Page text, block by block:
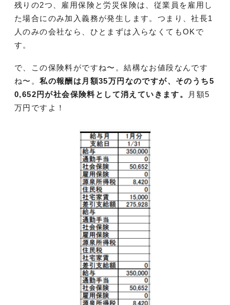
残りの2つ、雇用保険と労災保険は、従業員を雇用し
た場合にのみ加入義務が発生します。つまり、社長1
人のみの会社なら、ひとまずは入らなくてもOKで
す。
で、この保険料がですね〜。結構なお値段なんです
ね〜。私の報酬は月額35万円なのですが、そのうち5
0,652円が社会保険料として消えていきます。
月額5
万円ですよ！